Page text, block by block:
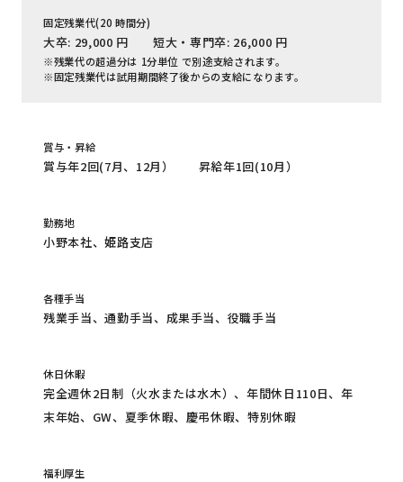
固定残業代(20 時間分)
大卒: 29,000 円 短大・専門卒: 26,000 円
※残業代の超過分は 1分単位 で別途支給されます。
※固定残業代は試用期間終了後からの支給になります。
賞与・昇給
賞与年2回(7月、12月） 昇給年1回(10月）
勤務地
小野本社、姫路支店
各種手当
残業手当、通勤手当、成果手当、役職手当
休日休暇
完全週休2日制（火水または水木）、年間休日110日、年
末年始、GW、夏季休暇、慶弔休暇、特別休暇
福利厚生